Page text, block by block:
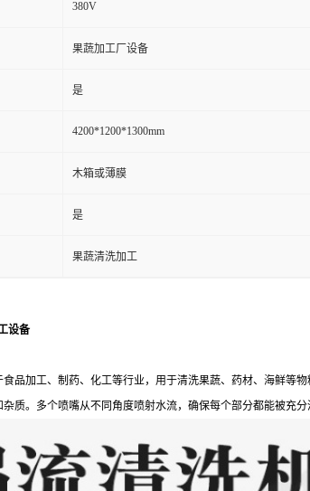
380V
果蔬加工厂设备
是
4200*1200*1300mm
木箱或薄膜
是
果蔬清洗加工
设备
品加工、制药、化工等行业，用于清洗果蔬、药材、海鲜
质。多个喷嘴从不同角度喷射水流，确保每个部分都能被充分